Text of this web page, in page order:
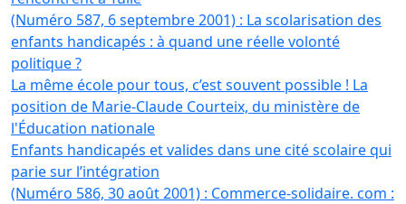
(Numéro 587, 6 septembre 2001) : La scolarisation des
enfants handicapés : à quand une réelle volonté
politique ?
La même école pour tous, c’est souvent possible ! La
position de Marie-Claude Courteix, du ministère de
l'Éducation nationale
Enfants handicapés et valides dans une cité scolaire qui
parie sur l’intégration
(Numéro 586, 30 août 2001) : Commerce-solidaire. com :